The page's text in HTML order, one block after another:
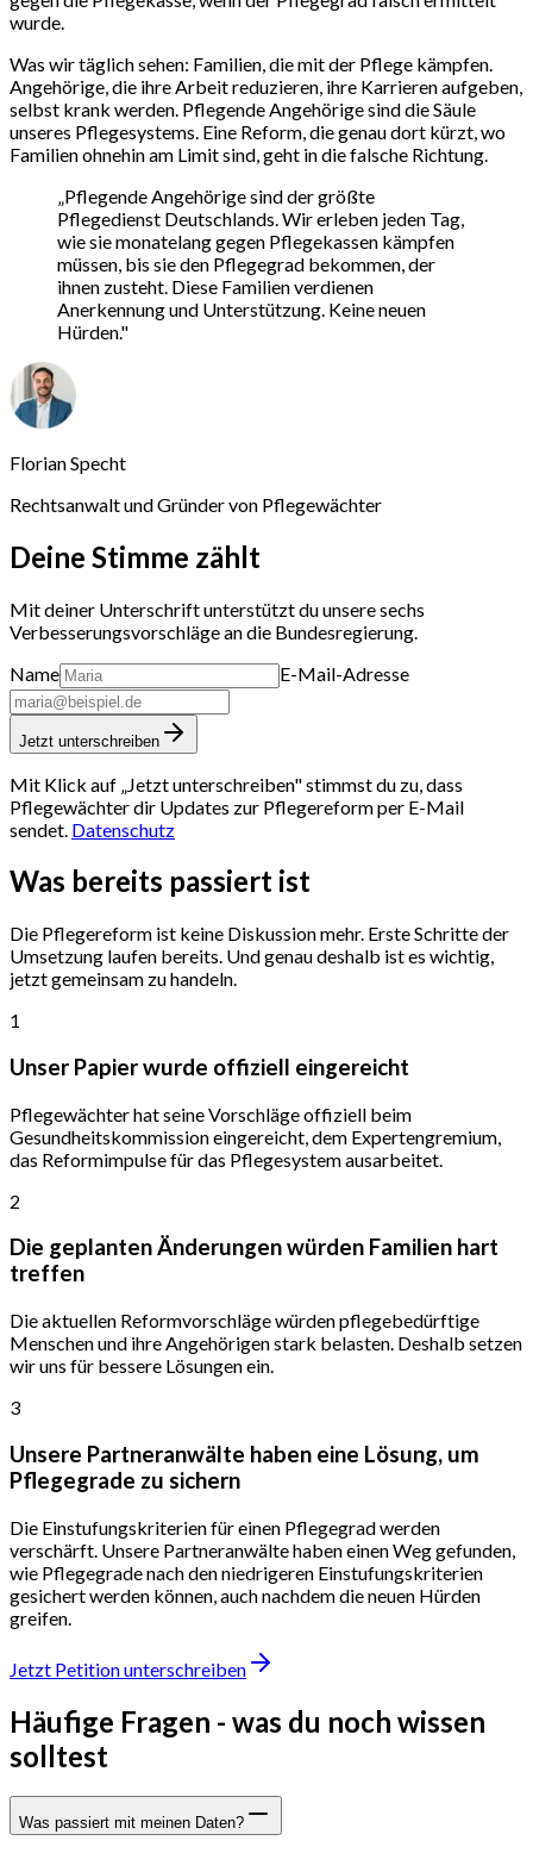
wurde.
Was wir täglich sehen: Familien, die mit der Pflege kämpfen.
Angehörige, die ihre Arbeit reduzieren, ihre Karrieren aufgeben,
selbst krank werden. Pflegende Angehörige sind die Säule
unseres Pflegesystems. Eine Reform, die genau dort kürzt, wo
Familien ohnehin am Limit sind, geht in die falsche Richtung.
„Pflegende Angehörige sind der größte
Pflegedienst Deutschlands. Wir erleben jeden Tag,
wie sie monatelang gegen Pflegekassen kämpfen
müssen, bis sie den Pflegegrad bekommen, der
ihnen zusteht. Diese Familien verdienen
Anerkennung und Unterstützung. Keine neuen
Hürden."
Florian Specht
Rechtsanwalt und Gründer von Pflegewächter
Deine Stimme zählt
Mit deiner Unterschrift unterstützt du unsere sechs
Verbesserungsvorschläge an die Bundesregierung.
Name
E-Mail-Adresse
Jetzt unterschreiben
Mit Klick auf „Jetzt unterschreiben" stimmst du zu, dass
Pflegewächter dir Updates zur Pflegereform per E-Mail
sendet. Datenschutz
Was bereits passiert ist
Die Pflegereform ist keine Diskussion mehr. Erste Schritte der
Umsetzung laufen bereits. Und genau deshalb ist es wichtig,
jetzt gemeinsam zu handeln.
1
Unser Papier wurde offiziell eingereicht
Pflegewächter hat seine Vorschläge offiziell beim
Gesundheitskommission eingereicht, dem Expertengremium,
das Reformimpulse für das Pflegesystem ausarbeitet.
2
Die geplanten Änderungen würden Familien hart
treffen
Die aktuellen Reformvorschläge würden pflegebedürftige
Menschen und ihre Angehörigen stark belasten. Deshalb setzen
wir uns für bessere Lösungen ein.
3
Unsere Partneranwälte haben eine Lösung, um
Pflegegrade zu sichern
Die Einstufungskriterien für einen Pflegegrad werden
verschärft. Unsere Partneranwälte haben einen Weg gefunden,
wie Pflegegrade nach den niedrigeren Einstufungskriterien
gesichert werden können, auch nachdem die neuen Hürden
greifen.
Jetzt Petition unterschreiben
Häufige Fragen - was du noch wissen
solltest
Was passiert mit meinen Daten?